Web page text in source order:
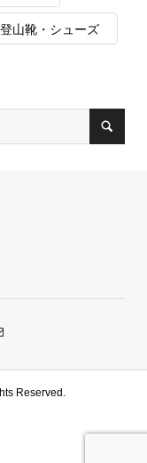
登山靴・シューズ
Reserved.